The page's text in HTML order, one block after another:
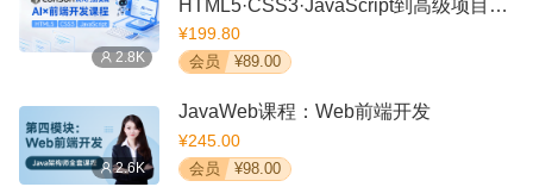
2.8K
HTML5·CSS3·JavaScript到高级项目实
战
¥199.80
会员 ¥89.00
2.6K
JavaWeb课程：Web前端开发
¥245.00
会员 ¥98.00